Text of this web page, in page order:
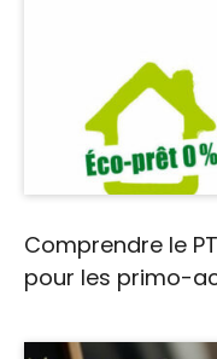
Comprendre le
pour les primo-